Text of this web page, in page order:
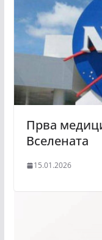
Прва
Вселената
15.01.2026